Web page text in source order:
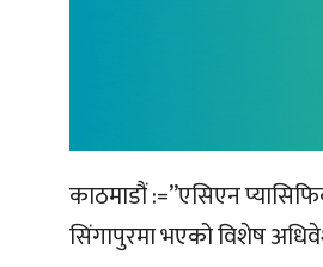
काठमाडौं :=”एसिएन
सिंगापुरमा भएको विशेष